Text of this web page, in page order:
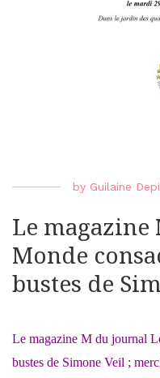
by Guilaine
Le
Monde
bustes de
Le magazine M du journal
bustes de Simone Veil ;